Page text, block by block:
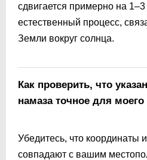
сдвигается примерно на
естественный процесс,
Земли вокруг солнца.
Как проверить, что
намаза точное для моего
Убедитесь, что координаты
совпадают с вашим